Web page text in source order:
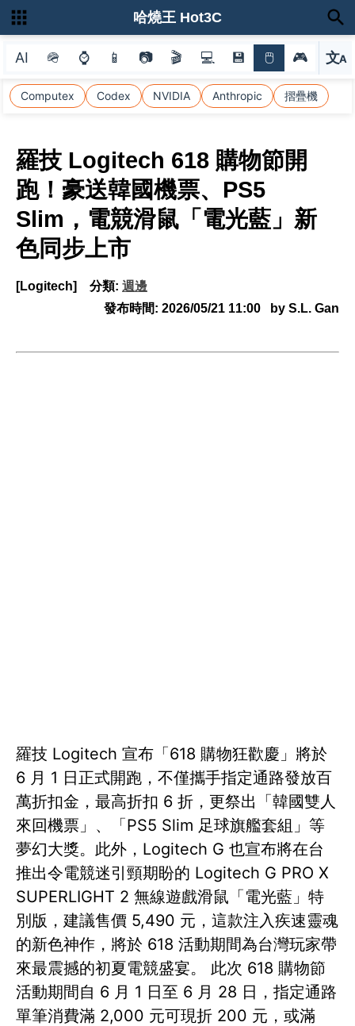
AI 🪖 ⌚ 📱 📷 🎬 💻 💾 🖱 🎮 文A
選
Computex Codex NVIDIA Anthropic 摺疊機
哈燒王 Hot3C
羅技 Logitech 618 購物節開
跑！豪送韓國機票、PS5
Slim，電競滑鼠「電光藍」新
色同步上市
[Logitech] 分類: 週邊
發布時間: 2026/05/21 11:00 by S.L. Gan
羅技 Logitech 宣布「618 購物狂歡慶」將於
6 月 1 日正式開跑，不僅攜手指定通路發放百
萬折扣金，最高折扣 6 折，更祭出「韓國雙人
來回機票」、「PS5 Slim 足球旗艦套組」等
夢幻大獎。此外，Logitech G 也宣布將在台
推出令電競迷引頸期盼的 Logitech G PRO X
SUPERLIGHT 2 無線遊戲滑鼠「電光藍」特
別版，建議售價 5,490 元，這款注入疾速靈魂
的新色神作，將於 618 活動期間為台灣玩家帶
來最震撼的初夏電競盛宴。 此次 618 購物節
活動期間自 6 月 1 日至 6 月 28 日，指定通路
單筆消費滿 2,000 元可現折 200 元，或滿